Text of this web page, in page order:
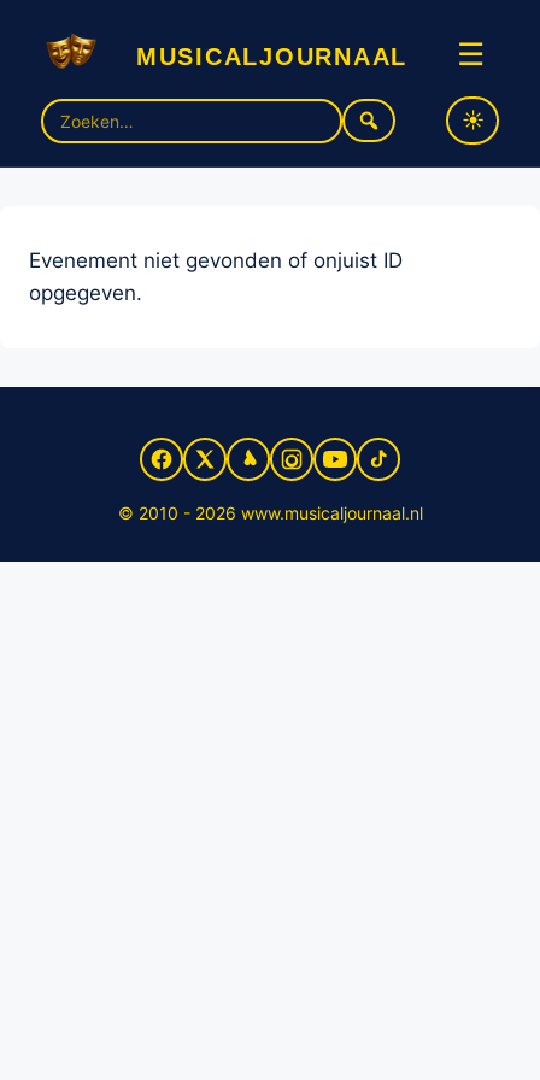
musicaljournaal ☰
Zoek
naar:
Evenement niet gevonden of onjuist ID
opgegeven.
© 2010 - 2026 www.musicaljournaal.nl